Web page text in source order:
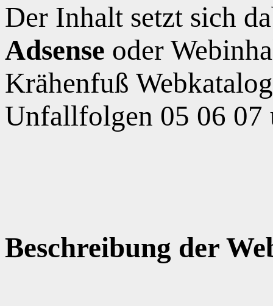
Der Inhalt setzt sich
Adsense oder
Krähenfuß
Unfallfolgen 05 06 07
Beschreibung der